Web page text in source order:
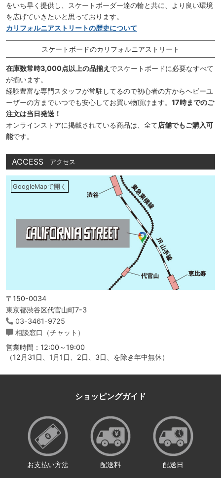
をいち早く提供し、スケートボーダー達の輪と共に、より良い環境
を広げていきたいと思っております。
カリフォルニアストリートの歴史について
スケートボードのカリフォルニアストリート
在庫数常時3,000点以上の品揃え でスケートボードに必要なすべて
が揃います。
経験豊富な専門スタッフが常駐してるので初心者の方からヘビーユ
ーザーの方までいつでも安心してお買い物頂けます。 17時までのご
注文は当日発送！
オンラインストアに掲載されている商品は、全て店舗でもご購入可
能です。
ACCESS アクセス
GoogleMapで開く
〒150-0034
東京都渋谷区代官山町7-3
03-3461-9725
相談窓口（チャット）
営業時間：12:00～19:00
（12月31日、1月1日、2日、3日、を除き年中無休）
ショッピングガイド
お支払い方法 配送料 配送日